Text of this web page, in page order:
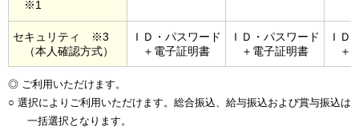
※1
セキュリティ ※3
（本人確認方式）
ＩＤ・パスワード
＋電子証明書
ＩＤ・パスワード
＋電子証明書
ＩＤ
＋
◎ ご利用いただけます。
○ 選択によりご利用いただけます。総合振込、給与振込および賞与振込は
一括選択となります。